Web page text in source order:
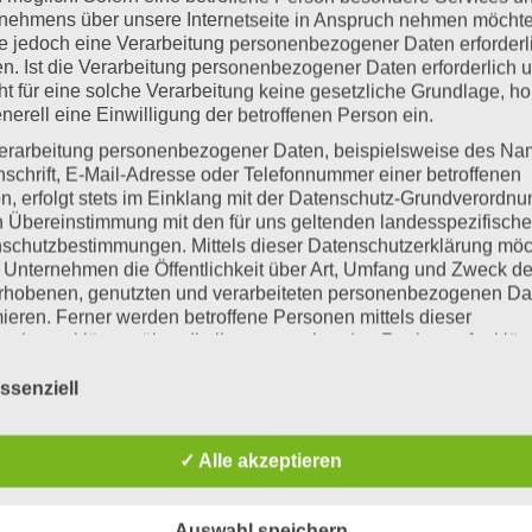
fahren mit dem Freistellungsverkehr. Den Fahrplan
im Verkehrsunterricht. Wir nehmen auch
Erleichtern Sie Ihrem Kind den Start, indem Sie
Ausschluss vom Schülertransport führen!
wird Ihr Kind in der Schule bis 12.45 Uhr
für ein Halbjahr. Sollte Ihr Kind einmal nicht
Mitteilung!
Tag aus familiären Gründen beurlauben wollen,
einen formlosen schriftlichen Antrag.
Eine
Härtefall vor. Die Entscheidung darüber trifft die
Schülerbücherei. Ihr Kind kann dort in zwei Pausen
Unter
https://gssoehlde.librishare.de
findet man
es nicht ganz rund – bevor ordentlich Sand im
über unsere Internetseite in Anspruch nehmen
jedoch eine Verarbeitung personenbezogener Daten
Ist die Verarbeitung personenbezogener Daten erforderlich
für eine solche Verarbeitung keine gesetzliche Grundlage,
eine Einwilligung der betroffenen Person ein.
personenbezogener Daten, beispielsweise des
E-Mail-Adresse oder Telefonnummer einer betroffenen
erfolgt stets im Einklang mit der Datenschutz-
Übereinstimmung mit den für uns geltenden
Mittels dieser Datenschutzerklärung
Unternehmen die Öffentlichkeit über Art, Umfang und Zweck
genutzten und verarbeiteten personenbezogenen
Ferner werden betroffene Personen mittels dieser
über die ihnen zustehenden Rechte aufgeklärt.
als für die Verarbeitung Verantwortlicher zahlreiche
Maßnahmen umgesetzt, um einen möglichst
Datenübertragungen grundsätzlich Sicherheitslücken
sodass ein absoluter Schutz nicht gewährleistet werden
Grund steht es jeder betroffenen Person frei,
✓ Alle akzeptieren